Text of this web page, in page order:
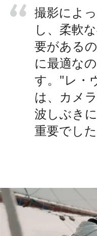
撮影によ
し、柔軟
要がある
に最適な
す。"レ・
は、カメ
波しぶき
重要でした